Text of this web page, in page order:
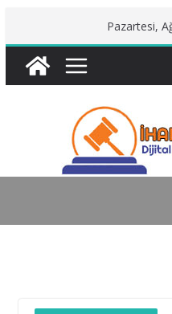
to
content
Pazartesi,